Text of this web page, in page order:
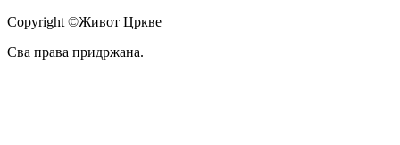
Copyright ©Живот Цркве
Сва права придржана.